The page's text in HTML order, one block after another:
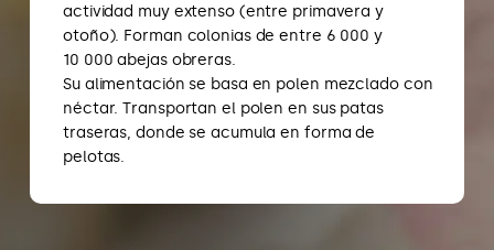
actividad muy extenso (entre primavera y
otoño). Forman colonias de entre 6 000 y
10 000 abejas obreras.
Su alimentación se basa en polen mezclado con
néctar. Transportan el polen en sus patas
traseras, donde se acumula en forma de
pelotas.